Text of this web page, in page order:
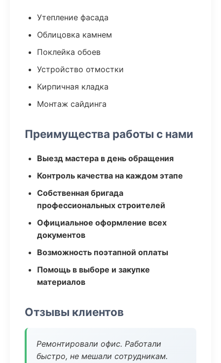
Утепление фасада
Облицовка камнем
Поклейка обоев
Устройство отмостки
Кирпичная кладка
Монтаж сайдинга
Преимущества работы с нами
Выезд мастера в день обращения
Контроль качества на каждом этапе
Собственная бригада
профессиональных строителей
Официальное оформление всех
документов
Возможность поэтапной оплаты
Помощь в выборе и закупке
материалов
Отзывы клиентов
Ремонтировали офис. Работали
быстро, не мешали сотрудникам.